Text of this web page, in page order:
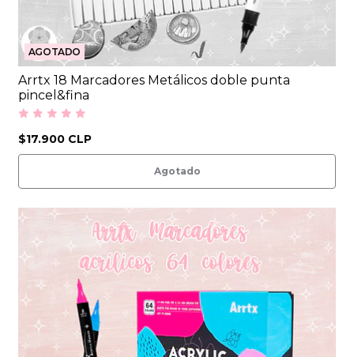
AGOTADO
Arrtx 18 Marcadores Metálicos doble punta
pincel&fina
$17.900 CLP
Agotado